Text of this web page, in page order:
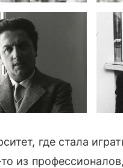
где стала
из